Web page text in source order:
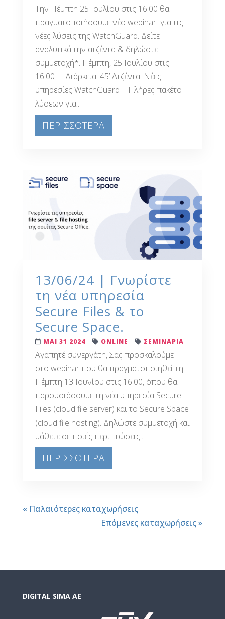
Την Πέμπτη 25 Ιουλίου στις 16:00 θα
πραγματοποιήσουμε νέο webinar για τις
νέες λύσεις της WatchGuard. Δείτε
αναλυτικά την ατζέντα & δηλώστε
συμμετοχή*. Πέμπτη, 25 Ιουλίου στις
16:00 | Διάρκεια: 45’ Ατζέντα: Νέες
υπηρεσίες WatchGuard | Πλήρες πακέτο
λύσεων για...
ΠΕΡΙΣΣΟΤΕΡΑ
13/06/24 | Γνωρίστε
τη νέα υπηρεσία
Secure Files & το
Secure Space.
ΜΑΙ 31 2024 ONLINE ΣΕΜΙΝΑΡΙΑ
Αγαπητέ συνεργάτη, Σας προσκαλούμε
στο webinar που θα πραγματοποιηθεί τη
Πέμπτη 13 Ιουνίου στις 16:00, όπου θα
παρουσιάσουμε τη νέα υπηρεσία Secure
Files (cloud file server) και το Secure Space
(cloud file hosting). Δηλώστε συμμετοχή και
μάθετε σε ποιές περιπτώσεις...
ΠΕΡΙΣΣΟΤΕΡΑ
« Παλαιότερες καταχωρήσεις
Επόμενες καταχωρήσεις »
DIGITAL SIMA AE